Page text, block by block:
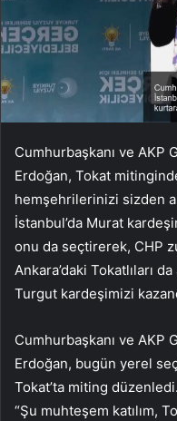
Cumhurbaşkanı ve AKP
Erdoğan, Tokat
hemşehrilerinizi sizden
İstanbul’da Murat
onu da seçtirerek, CHP
Ankara’daki Tokatlıları
Turgut kardeşimizi
Cumhurbaşkanı ve AKP
Erdoğan, bugün yerel
Tokat’ta miting
“Şu muhteşem katılım,